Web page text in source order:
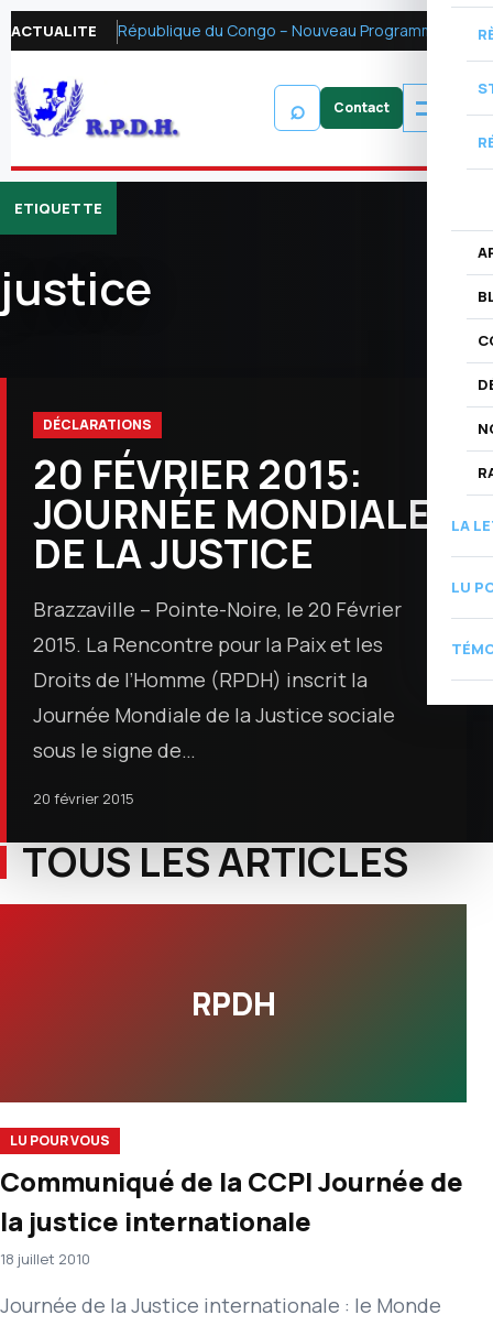
ACTUALITE
⌕
LA
LU
ETIQUETTE
justice
DÉCLARATIONS
20 FÉVRIER 2015:
JOURNÉE MONDIALE
DE LA JUSTICE
Brazzaville – Pointe-Noire, le 20 Février
2015. La Rencontre pour la Paix et les
Droits de l’Homme (RPDH) inscrit la
Journée Mondiale de la Justice sociale
sous le signe de…
20 février 2015
TOUS LES ARTICLES
RPDH
LU POUR VOUS
Communiqué de la CCPI Journée de
la justice internationale
18 juillet 2010
Journée de la Justice internationale : le Monde